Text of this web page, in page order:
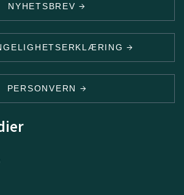
NYHETSBREV
PERSONVERN